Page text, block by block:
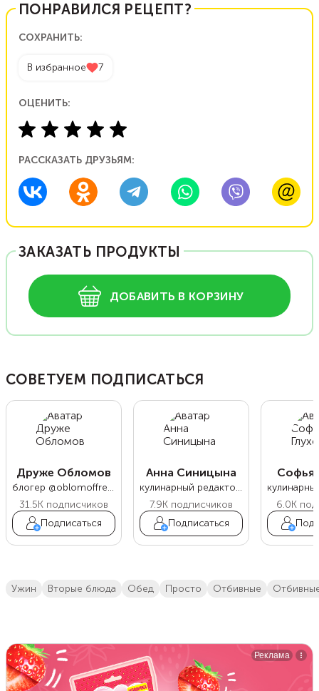
ПОНРАВИЛСЯ РЕЦЕПТ?
СОХРАНИТЬ:
В избранное 7
ОЦЕНИТЬ:
РАССКАЗАТЬ ДРУЗЬЯМ:
ЗАКАЗАТЬ ПРОДУКТЫ
ДОБАВИТЬ В КОРЗИНУ
СОВЕТУЕМ ПОДПИСАТЬСЯ
Друже Обломов
блогер @oblomoffrecipe
31.5K подписчиков
Подписаться
Анна Синицына
кулинарный редактор Food.ru
7.9K подписчиков
Подписаться
Софья
6.0K
ужин вторые блюда обед просто отбивные